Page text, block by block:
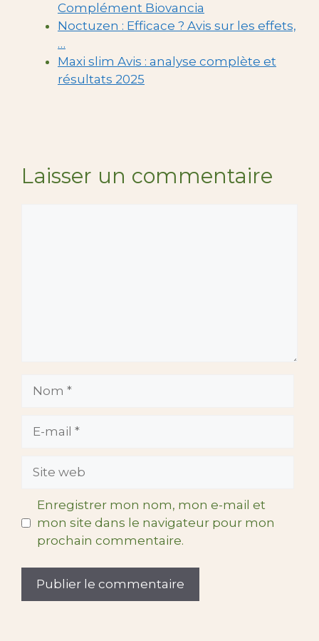
Complément Biovancia
Noctuzen : Efficace ? Avis sur les effets,
…
Maxi slim Avis : analyse complète et
résultats 2025
Laisser un commentaire
mail
web
Enregistrer mon nom, mon e-mail et
mon site dans le navigateur pour mon
prochain commentaire.